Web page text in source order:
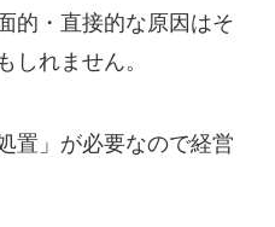
的・直接的な原因はそ
しれません。
置」が必要なので経営